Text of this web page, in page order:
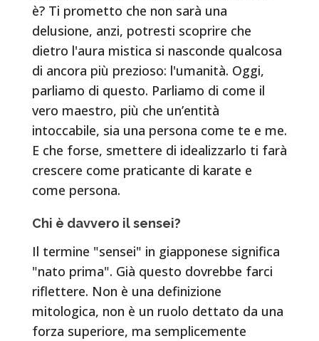
è? Ti prometto che non sarà una
delusione, anzi, potresti scoprire che
dietro l'aura mistica si nasconde qualcosa
di ancora più prezioso: l'umanità. Oggi,
parliamo di questo. Parliamo di come il
vero maestro, più che un’entità
intoccabile, sia una persona come te e me.
E che forse, smettere di idealizzarlo ti farà
crescere come praticante di karate e
come persona.
Chi è davvero il sensei?
Il termine "sensei" in giapponese significa
"nato prima". Già questo dovrebbe farci
riflettere. Non è una definizione
mitologica, non è un ruolo dettato da una
forza superiore, ma semplicemente